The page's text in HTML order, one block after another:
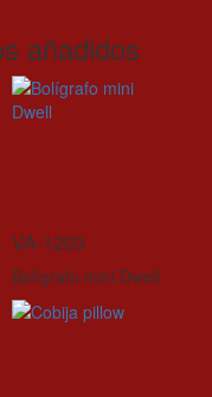
añadidos
VA-1203
Bolígrafo mini Dwell